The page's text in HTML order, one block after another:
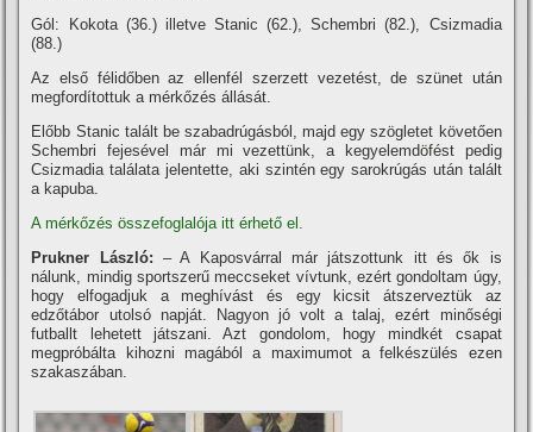
Gól: Kokota (36.) illetve Stanic (62.), Schembri (82.), Csizmadia
(88.)
Az első félidőben az ellenfél szerzett vezetést, de szünet után
megfordí­tottuk a mérkőzés állását.
Előbb Stanic talált be szabadrúgásból, majd egy szögletet követően
Schembri fejesével már mi vezettünk, a kegyelemdöfést pedig
Csizmadia találata jelentette, aki szintén egy sarokrúgás után talált
a kapuba.
A mérkőzés összefoglalója itt érhető el.
Prukner László:– A Kaposvárral már játszottunk itt és ők is
nálunk, mindig sportszerű meccseket ví­vtunk, ezért gondoltam úgy,
hogy elfogadjuk a meghí­vást és egy kicsit átszerveztük az
edzőtábor utolsó napját. Nagyon jó volt a talaj, ezért minőségi
futballt lehetett játszani. Azt gondolom, hogy mindkét csapat
megpróbálta kihozni magából a maximumot a felkészülés ezen
szakaszában.